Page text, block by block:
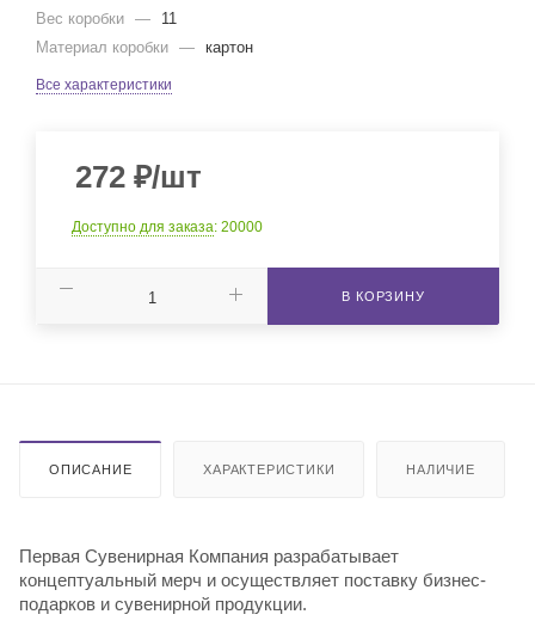
Вес коробки —
11
Материал коробки — картон
Все характеристики
272 ₽/шт
Доступно для заказа: 20000
В КОРЗИНУ
ОПИСАНИЕ ХАРАКТЕРИСТИКИ НАЛИЧИЕ
Первая Сувенирная Компания разрабатывает
концептуальный мерч и осуществляет поставку бизнес-
подарков и сувенирной продукции.